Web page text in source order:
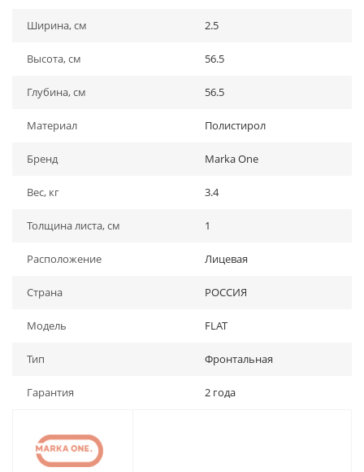
Ширина, см 2.5
Высота, см 56.5
Глубина, см 56.5
Материал Полистирол
Бренд Marka One
Вес, кг 3.4
Толщина листа, см 1
Расположение Лицевая
Страна РОССИЯ
Модель FLAT
Тип Фронтальная
Гарантия 2 года